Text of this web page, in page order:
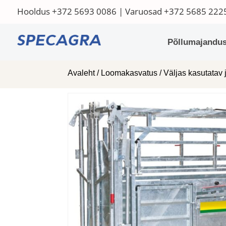
Hooldus+372 5693 0086 | Varuosad +372 5685
Avaleht/ Loomakasvatus /Väljas kasutatav